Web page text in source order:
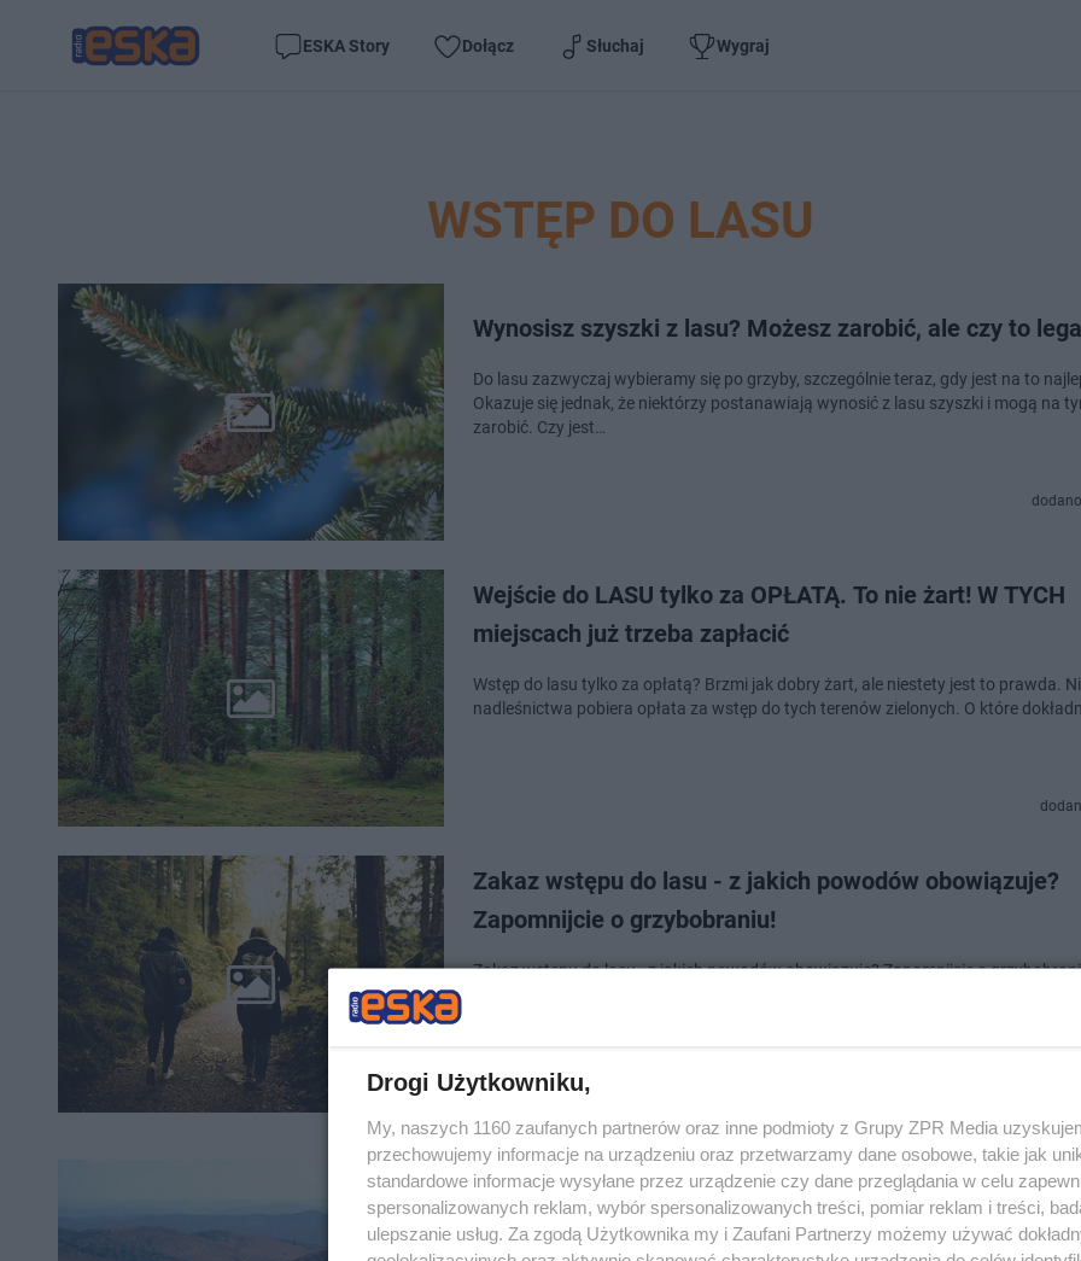
ESKA Story Dołącz Słuchaj Wygraj
WSTĘP DO LASU
Wynosisz szyszki z lasu? Możesz zarobić, ale czy to
Do lasu zazwyczaj wybieramy się po grzyby, szczególnie teraz, gdy jest na to
Okazuje się jednak, że niektórzy postanawiają wynosić z lasu szyszki i mogą na
zarobić. Czy jest…
Wejście do LASU tylko za OPŁATĄ. To nie żart! W TYCH
miejscach już trzeba zapłacić
Wstęp do lasu tylko za opłatą? Brzmi jak dobry żart, ale niestety jest to prawda.
nadleśnictwa pobiera opłata za wstęp do tych terenów zielonych. O które
Zakaz wstępu do lasu - z jakich powodów obowiązuje?
Zapomnijcie o grzybobraniu!
Zakaz wstępu do lasu - z jakich powodów obowiązuje? Zapomnijcie o
Rząd łagodzi obostrzenia: Czy można jechać w
Jest komunikat
Drogi Użytkowniku,
My, naszych 1160 zaufanych partnerów oraz inne podmioty z Grupy ZPR Media
przechowujemy informacje na urządzeniu oraz przetwarzamy dane osobowe, takie jak
standardowe informacje wysyłane przez urządzenie czy dane przeglądania w celu
spersonalizowanych reklam, wybór spersonalizowanych treści, pomiar reklam i treści,
ulepszanie usług. Za zgodą Użytkownika my i Zaufani Partnerzy możemy używać